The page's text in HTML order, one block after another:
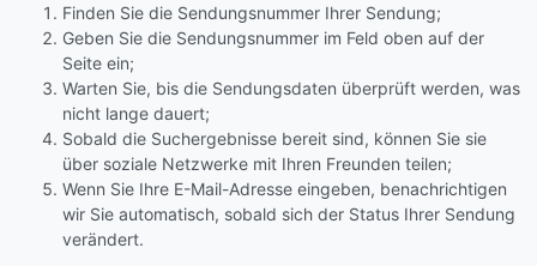
Finden Sie die Sendungsnummer Ihrer Sendung;
Geben Sie die Sendungsnummer im Feld oben auf der
Seite ein;
Warten Sie, bis die Sendungsdaten überprüft werden, was
nicht lange dauert;
Sobald die Suchergebnisse bereit sind, können Sie sie
über soziale Netzwerke mit Ihren Freunden teilen;
Wenn Sie Ihre E-Mail-Adresse eingeben, benachrichtigen
wir Sie automatisch, sobald sich der Status Ihrer Sendung
verändert.